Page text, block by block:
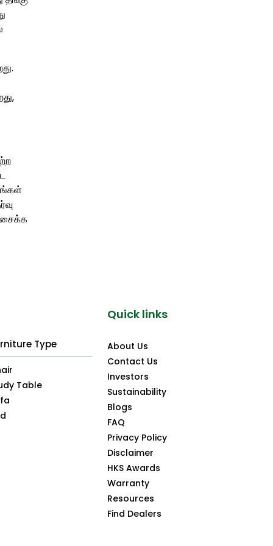
Type
Table
Quick links
About Us
Contact Us
Investors
Sustainability
Blogs
FAQ
Privacy Policy
Disclaimer
HKS Awards
Warranty
Resources
Find Dealers